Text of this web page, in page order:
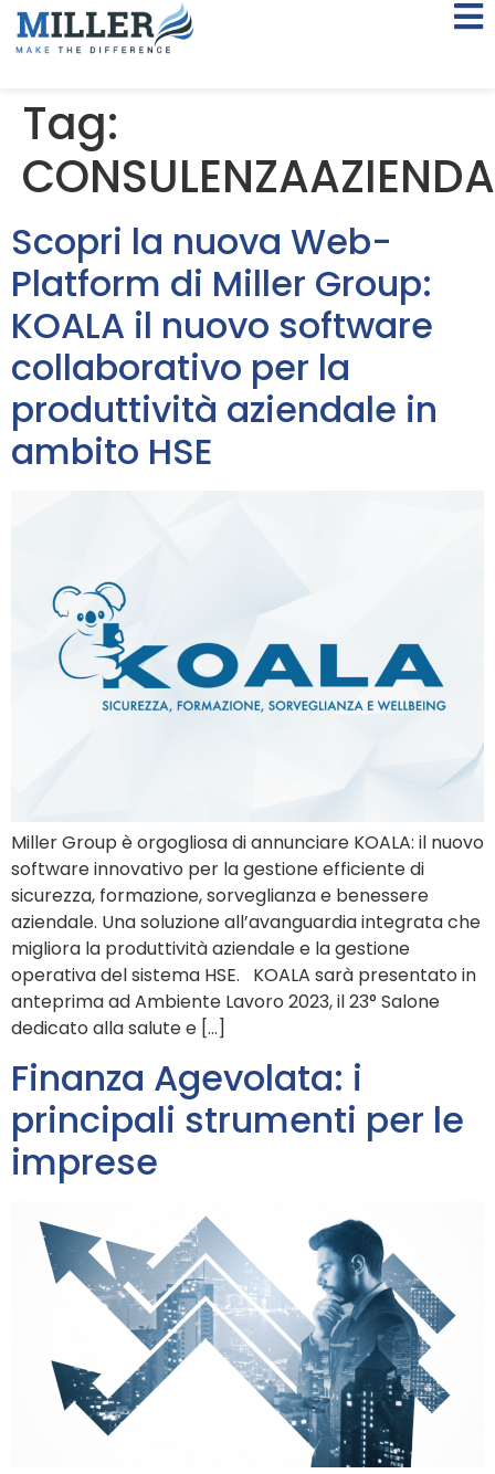
Tag:
Scopri la nuova Web-
Platform di Miller Group:
KOALA il nuovo software
collaborativo per la
produttività aziendale in
ambito HSE
Miller Group è orgogliosa di annunciare KOALA: il nuovo
software innovativo per la gestione efficiente di
sicurezza, formazione, sorveglianza e benessere
aziendale. Una soluzione all’avanguardia integrata che
migliora la produttività aziendale e la gestione
operativa del sistema HSE. KOALA sarà presentato in
anteprima ad Ambiente Lavoro 2023, il 23° Salone
dedicato alla salute e […]
Finanza Agevolata: i
principali strumenti per le
imprese